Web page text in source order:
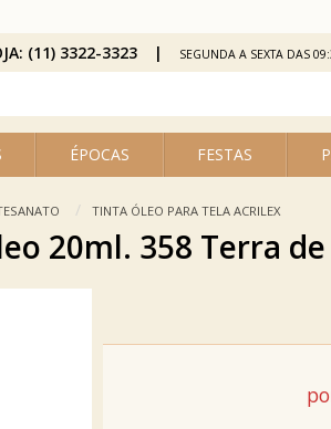
ÉPOCAS FESTAS
(11) 3322-3323 SEGUNDA A SEXTA DAS
TINTA ÓLEO PARA TELA ACRILEX
20ml. 358 Terra